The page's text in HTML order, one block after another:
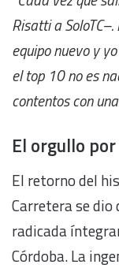
Risatti a
equipo nuevo y
el top 10 no es
contentos con
El orgullo
El retorno del
Carretera se
radicada
Córdoba. La